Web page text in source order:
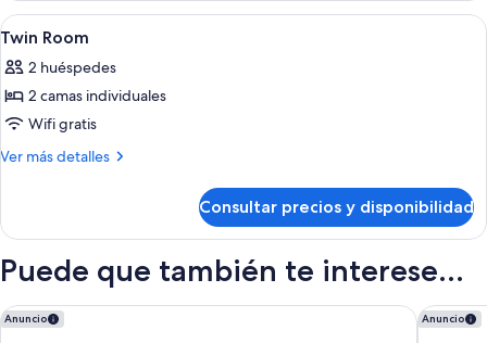
Abrir
todas
las
fotos
de
Twin
Ropa de cama hipoalergénica,
12
Twin Room
2 huéspedes
2 camas individuales
Wifi gratis
Ver más detalles
Más
Room
Consultar precios y disponibilidad
Puede que también te interese...
Anuncio
Ellen Kensington Anuncio
The